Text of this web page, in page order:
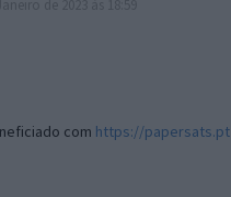
com https://papersats.pt